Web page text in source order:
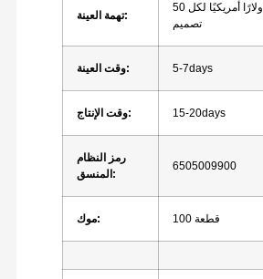
تهمة العينة:
50 دولارًا أمريكيًا لكل
تصميم
وقت العينة: 5-7days
وقت الإنتاج: 15-20days
رمز النظام
المنسق:
6505009900
موك: 100 قطعة